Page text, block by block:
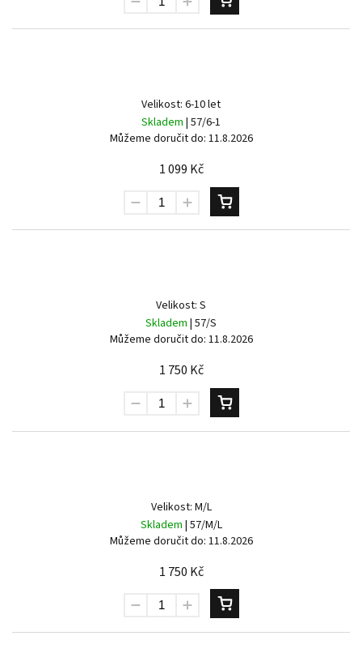
Velikost: 6-10 let
Skladem | 57/6-1
Můžeme doručit do: 11.8.2026
1 099 Kč
Velikost: S
Skladem | 57/S
Můžeme doručit do: 11.8.2026
1 750 Kč
Velikost: M/L
Skladem | 57/M/L
Můžeme doručit do: 11.8.2026
1 750 Kč